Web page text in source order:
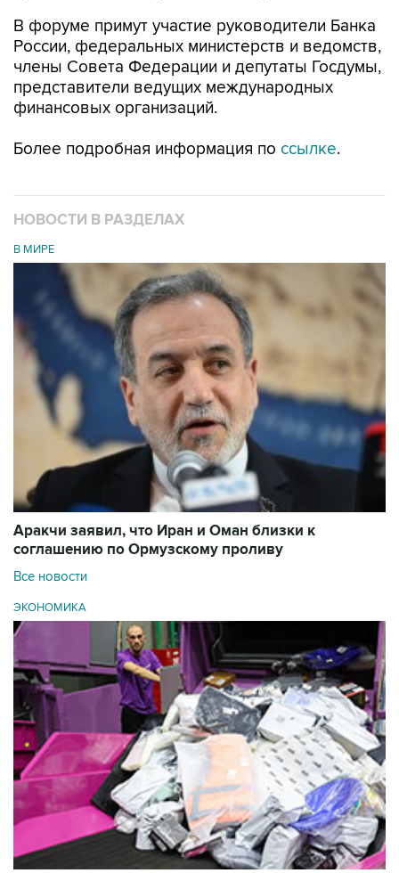
В форуме примут участие руководители Банка
России, федеральных министерств и ведомств,
члены Совета Федерации и депутаты Госдумы,
представители ведущих международных
финансовых организаций.
Более подробная информация по ссылке.
НОВОСТИ В РАЗДЕЛАХ
В МИРЕ
Аракчи заявил, что Иран и Оман близки к
соглашению по Ормузскому проливу
Все новости
ЭКОНОМИКА